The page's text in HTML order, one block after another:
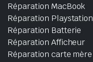
Réparation MacBook
Réparation Playstation
Réparation Batterie
Réparation Afficheur
Réparation carte mère